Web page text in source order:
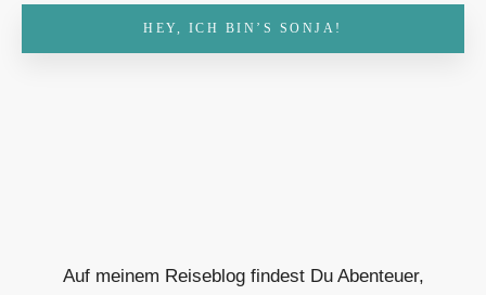
HEY, ICH BIN’S SONJA!
Auf meinem Reiseblog findest Du Abenteuer,